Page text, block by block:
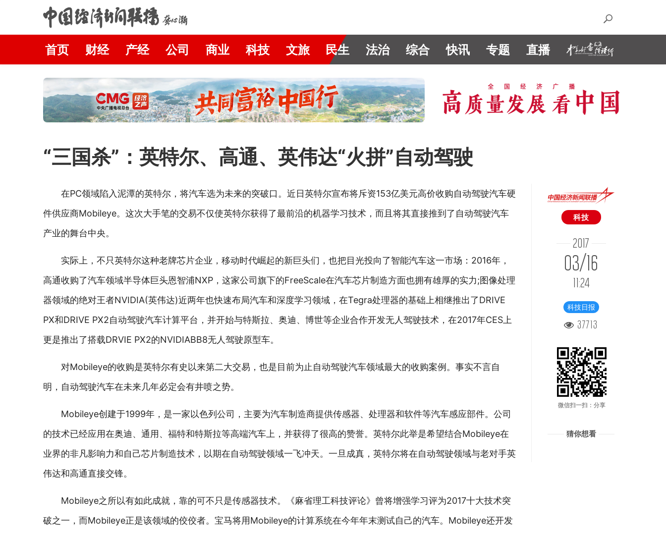
首页 财经 产经 公司 商业 科技 文旅 民生 法治 综合 快讯 专题 直播
“三国杀”：英特尔、高通、英伟达“火拼”自动驾驶
在PC领域陷入泥潭的英特尔，将汽车选为未来的突破口。近日英特尔宣布将斥资153亿美元高价收购自动驾驶汽车硬
件供应商Mobileye。这次大手笔的交易不仅使英特尔获得了最前沿的机器学习技术，而且将其直接推到了自动驾驶汽车
产业的舞台中央。
实际上，不只英特尔这种老牌芯片企业，移动时代崛起的新巨头们，也把目光投向了智能汽车这一市场：2016年，
高通收购了汽车领域半导体巨头恩智浦NXP，这家公司旗下的FreeScale在汽车芯片制造方面也拥有雄厚的实力;图像处理
器领域的绝对王者NVIDIA(英伟达)近两年也快速布局汽车和深度学习领域，在Tegra处理器的基础上相继推出了DRIVE
PX和DRIVE PX2自动驾驶汽车计算平台，并开始与特斯拉、奥迪、博世等企业合作开发无人驾驶技术，在2017年CES上
更是推出了搭载DRVIE PX2的NVIDIABB8无人驾驶原型车。
对Mobileye的收购是英特尔有史以来第二大交易，也是目前为止自动驾驶汽车领域最大的收购案例。事实不言自
明，自动驾驶汽车在未来几年必定会有井喷之势。
Mobileye创建于1999年，是一家以色列公司，主要为汽车制造商提供传感器、处理器和软件等汽车感应部件。公司
的技术已经应用在奥迪、通用、福特和特斯拉等高端汽车上，并获得了很高的赞誉。英特尔此举是希望结合Mobileye在
业界的非凡影响力和自己芯片制造技术，以期在自动驾驶领域一飞冲天。一旦成真，英特尔将在自动驾驶领域与老对手英
伟达和高通直接交锋。
Mobileye之所以有如此成就，靠的可不只是传感器技术。《麻省理工科技评论》曾将增强学习评为2017十大技术突
破之一，而Mobileye正是该领域的佼佼者。宝马将用Mobileye的计算系统在今年年末测试自己的汽车。Mobileye还开发
科技
2017
03/16
11:24
科技日报
37713
微信扫一扫：分享
猜你想看